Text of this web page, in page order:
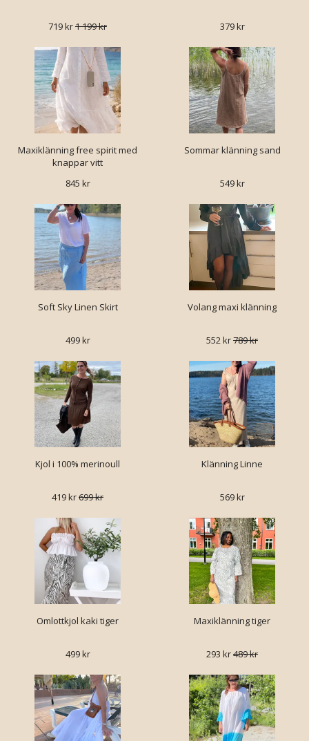
719 kr1 199 kr 379 kr
Maxiklänning free spirit med
knappar vitt
845 kr
Sommar klänning sand
549 kr
Soft Sky Linen Skirt
499 kr
Volang maxi klänning
552 kr789 kr
Kjol i 100% merinoull
419 kr699 kr
Klänning Linne
569 kr
Omlottkjol kaki tiger
499 kr
Maxiklänning tiger
293 kr489 kr